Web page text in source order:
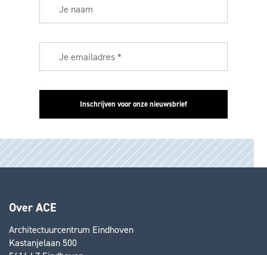
Over ACE
Architectuurcentrum Eindhoven
Kastanjelaan 500